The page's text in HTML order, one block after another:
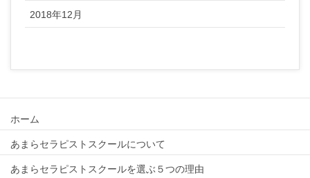
2018年12月
ホーム
あまらセラピストスクールについて
あまらセラピストスクールを選ぶ５つの理由